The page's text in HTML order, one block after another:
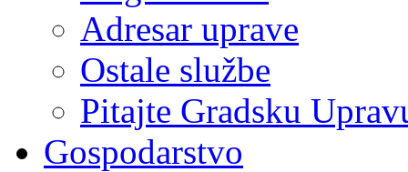
Adresar uprave
Ostale službe
Pitajte Gradsku
Gospodarstvo